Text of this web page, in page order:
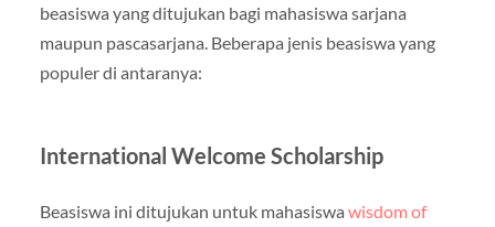
beasiswa yang ditujukan bagi mahasiswa sarjana
maupun pascasarjana. Beberapa jenis beasiswa yang
populer di antaranya:
International Welcome Scholarship
Beasiswa ini ditujukan untuk mahasiswa wisdom of